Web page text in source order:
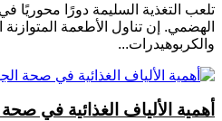
تلعب التغذية السليمة دورًا محوريًا
الهضمي. إن تناول الأطعمة
والكربوهيدرات...
أهمية الألياف الغذائية في